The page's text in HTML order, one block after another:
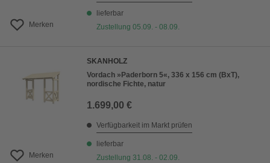
Merken
lieferbar
Zustellung 05.09. - 08.09.
Merken
SKANHOLZ
Vordach »Paderborn 5«, 336 x 156 cm (BxT),
nordische Fichte, natur
1.699,00 €
Verfügbarkeit im Markt prüfen
lieferbar
Zustellung 31.08. - 02.09.